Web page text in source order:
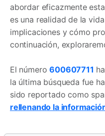
abordar eficazmente
es una realidad de la
implicaciones y cómo
continuación,
El número600607711
la última búsqueda fue
sido reportado como
rellenando la